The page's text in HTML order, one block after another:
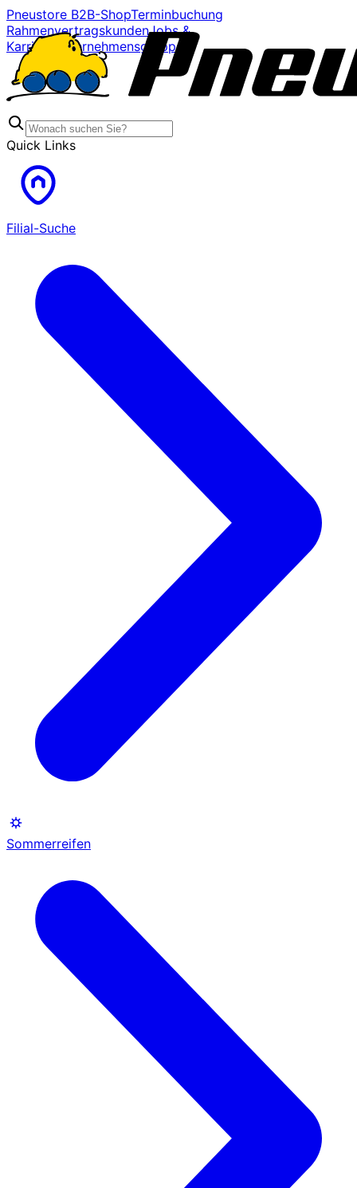
Pneustore B2B-ShopTerminbuchung
RahmenvertragskundenJobs &
Karriere
Unternehmensgruppe
Quick Links
Filial-Suche
Sommerreifen